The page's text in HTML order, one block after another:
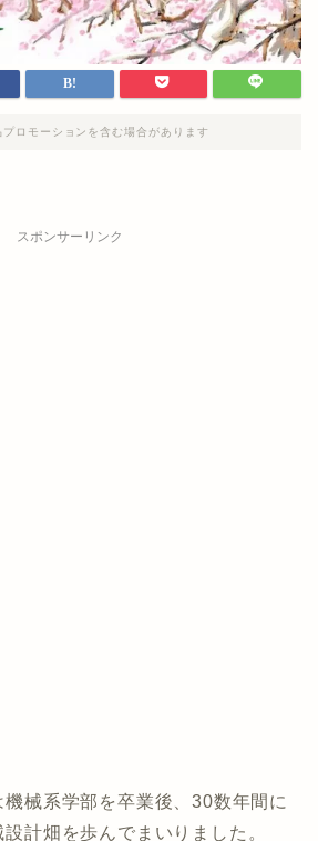
ロモーションを含む場合があります
スポンサーリンク
械系学部を卒業後、30数年間に
計畑を歩んでまいりました。